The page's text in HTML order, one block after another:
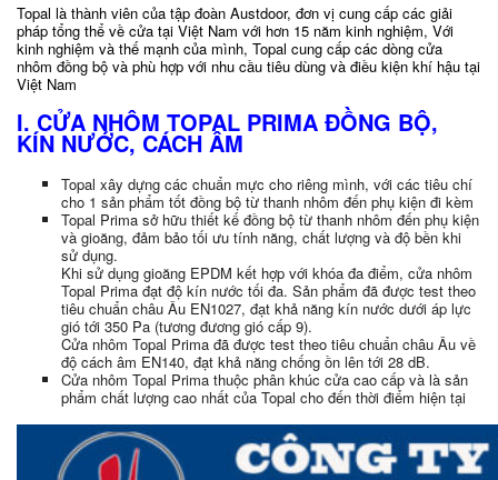
Topal là thành viên của tập đoàn Austdoor, đơn vị cung cấp các giải
pháp tổng thể về cửa tại Việt Nam với hơn 15 năm kinh nghiệm, Với
kinh nghiệm và thế mạnh của mình, Topal cung cấp các dòng cửa
nhôm đồng bộ và phù hợp với nhu cầu tiêu dùng và điều kiện khí hậu tại
Việt Nam
I. CỬA NHÔM TOPAL PRIMA ĐỒNG BỘ,
KÍN NƯỚC, CÁCH ÂM
Topal xây dựng các chuẩn mực cho riêng mình, với các tiêu chí
cho 1 sản phẩm tốt đồng bộ từ thanh nhôm đến phụ kiện đi kèm
Topal Prima sở hữu thiết kế đồng bộ từ thanh nhôm đến phụ kiện
và gioăng, đảm bảo tối ưu tính năng, chất lượng và độ bền khi
sử dụng.
Khi sử dụng gioăng EPDM kết hợp với khóa đa điểm, cửa nhôm
Topal Prima đạt độ kín nước tối đa. Sản phẩm đã được test theo
tiêu chuẩn châu Âu EN1027, đạt khả năng kín nước dưới áp lực
gió tới 350 Pa (tương đương gió cấp 9).
Cửa nhôm Topal Prima đã được test theo tiêu chuẩn châu Âu về
độ cách âm EN140, đạt khả năng chống ồn lên tới 28 dB.
Cửa nhôm Topal Prima thuộc phân khúc cửa cao cấp và là sản
phẩm chất lượng cao nhất của Topal cho đến thời điểm hiện tại